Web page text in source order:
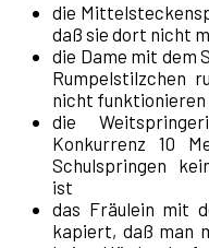
die
daß sie dort nicht
die Dame mit dem
Rumpelstilzchen
nicht funktionieren
die
Konkurrenz 10
Schulspringen
ist
das Fräulein mit
kapiert, daß man